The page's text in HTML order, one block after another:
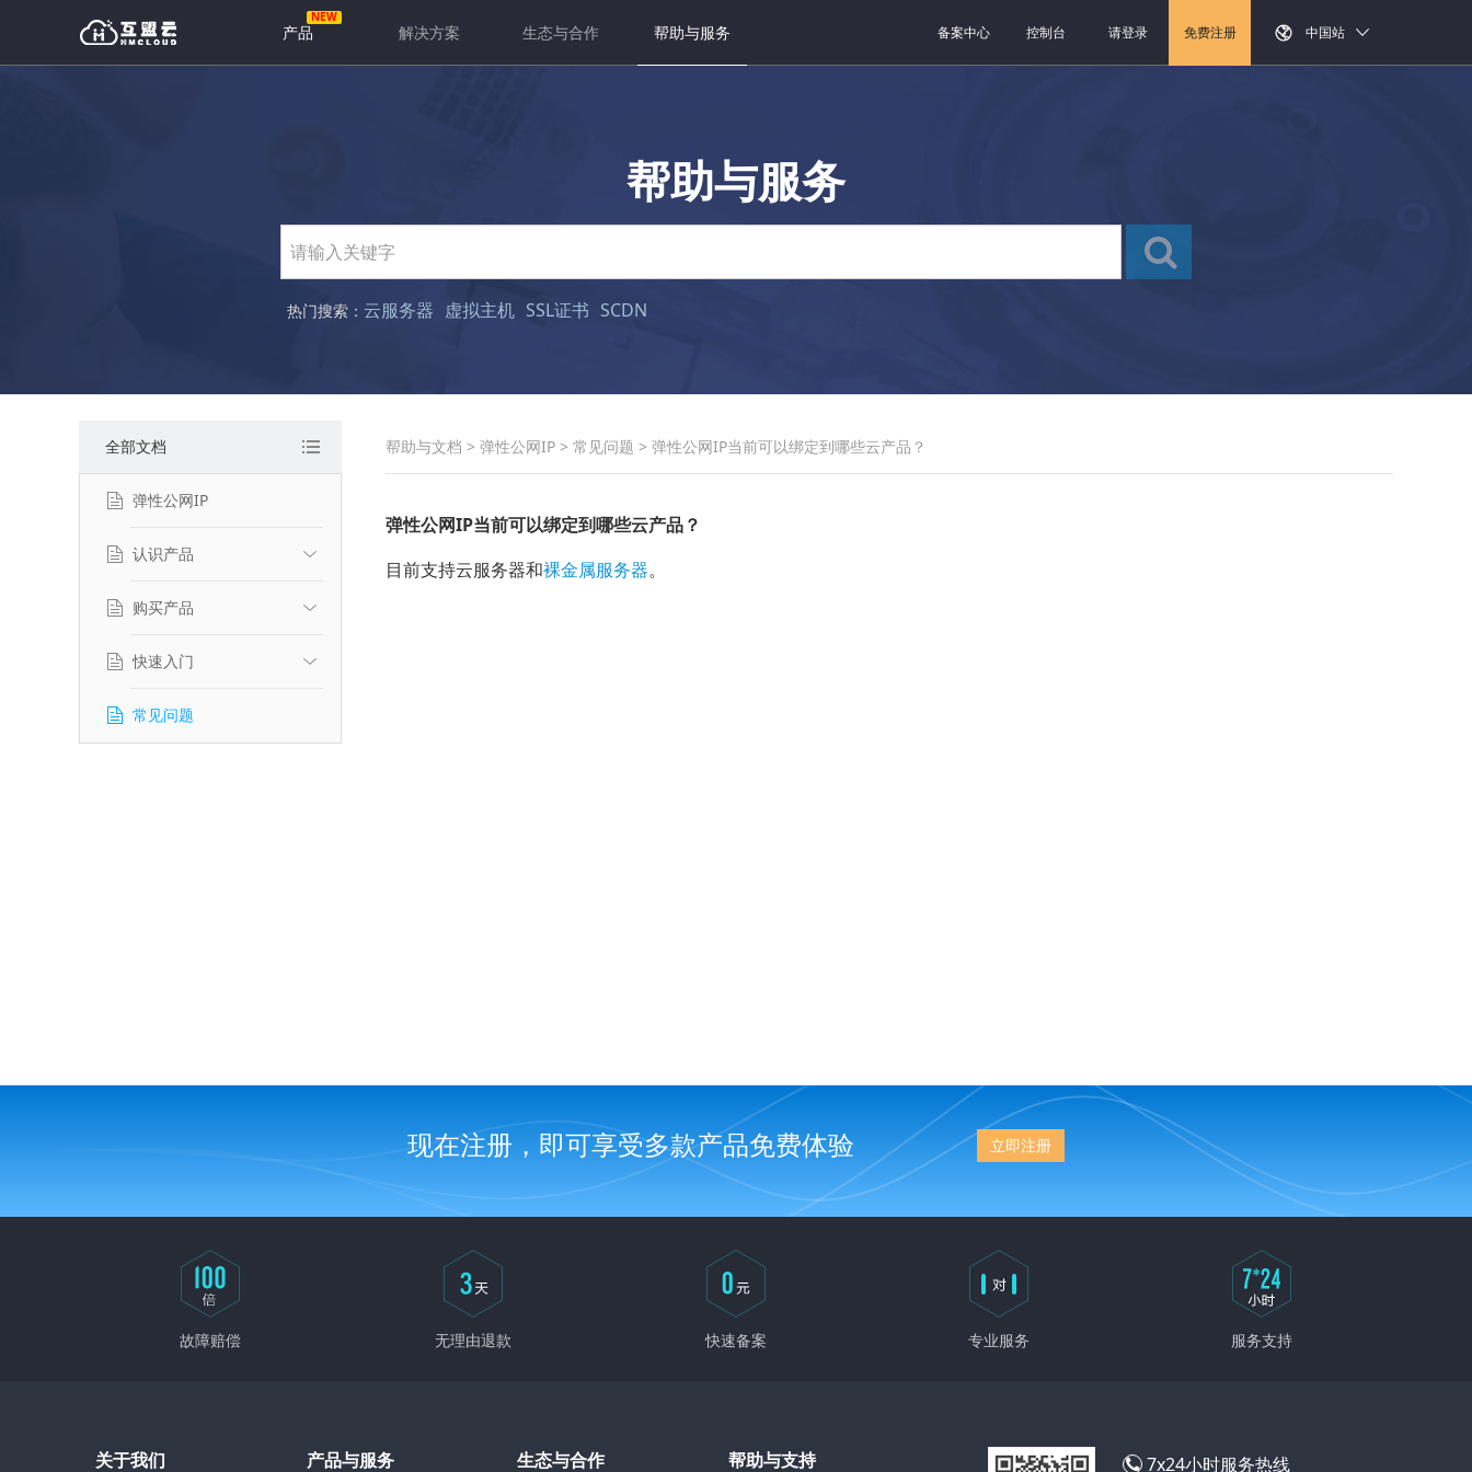
产品 解决方案 生态与合作 帮助与服务 中国站
备案中心 控制台 请登录 免费注册
帮助与服务
热门搜索： 云服务器 虚拟主机 SSL证书 SCDN
全部文档
弹性公网IP
认识产品
产品介绍
应用场景
产品特性
购买产品
计费标准
服务等级协议
快速入门
功能介绍
常见问题
帮助与文档 > 弹性公网IP > 常见问题 > 弹性公网IP当前可以绑定到哪些云产品？
弹性公网IP当前可以绑定到哪些云产品？
目前支持云服务器和裸金属服务器。
现在注册，即可享受多款产品免费体验 立即注册
故障赔偿 无理由退款 快速备案 专业服务 服务支持
关于我们 产品与服务 生态与合作 帮助与支持 7x24小时服务热线